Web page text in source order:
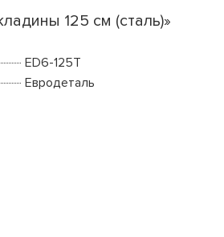
125 см (сталь)»
ED6-125T
Евродеталь